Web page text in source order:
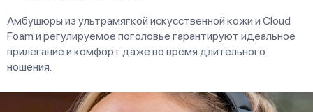
Амбушюры из ультрамягкой искусственной кожи и Cloud
Foam и регулируемое поголовье гарантируют идеальное
прилегание и комфорт даже во время длительного
ношения.